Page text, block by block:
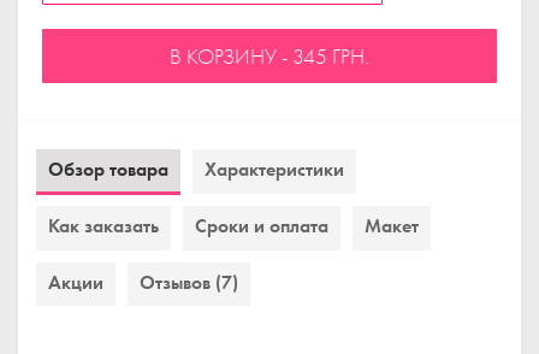
В КОРЗИНУ - 345 ГРН.
Обзор товара Характеристики
Как заказать Сроки и оплата Макет
Акции Отзывов (7)